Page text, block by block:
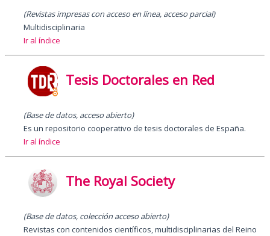
(Revistas impresas con acceso en línea, acceso parcial)
Multidisciplinaria
Ir al índice
Tesis Doctorales en Red
(Base de datos, acceso abierto)
Es un repositorio cooperativo de tesis doctorales de España.
Ir al índice
The Royal Society
(Base de datos, colección acceso abierto)
Revistas con contenidos científicos, multidisciplinarias del Reino